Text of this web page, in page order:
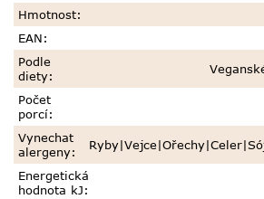
Hmotnost:
EAN:
Podle
diety:
Počet
porcí:
Vynechat
alergeny:
Energetická
hodnota kJ: